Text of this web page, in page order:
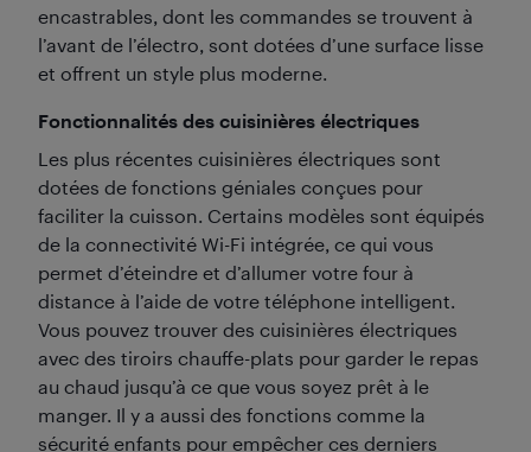
encastrables, dont les commandes se trouvent à
l’avant de l’électro, sont dotées d’une surface lisse
et offrent un style plus moderne.
Fonctionnalités des cuisinières électriques
Les plus récentes cuisinières électriques sont
dotées de fonctions géniales conçues pour
faciliter la cuisson. Certains modèles sont équipés
de la connectivité Wi-Fi intégrée, ce qui vous
permet d’éteindre et d’allumer votre four à
distance à l’aide de votre téléphone intelligent.
Vous pouvez trouver des cuisinières électriques
avec des tiroirs chauffe-plats pour garder le repas
au chaud jusqu’à ce que vous soyez prêt à le
manger. Il y a aussi des fonctions comme la
sécurité enfants pour empêcher ces derniers